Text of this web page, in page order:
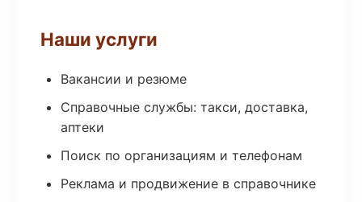
Наши услуги
Вакансии и резюме
Справочные службы: такси, доставка,
аптеки
Поиск по организациям и телефонам
Реклама и продвижение в справочнике